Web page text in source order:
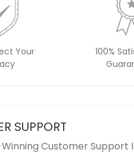
Your
100%
SUPPORT
Customer Support